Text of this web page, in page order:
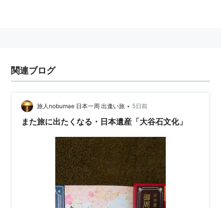
関連ブログ
旅人nobumae 日本一周 出逢い旅 • 5日前
また旅に出たくなる・日本遺産「大谷石文化」